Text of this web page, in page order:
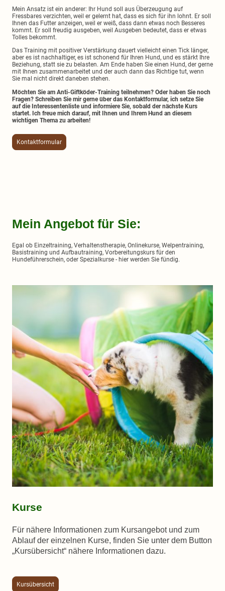
Mein Ansatz ist ein anderer: Ihr Hund soll aus Überzeugung auf
Fressbares verzichten, weil er gelernt hat, dass es sich für ihn lohnt. Er soll
Ihnen das Futter anzeigen, weil er weiß, dass dann etwas noch Besseres
kommt. Er soll freudig ausgeben, weil Ausgeben bedeutet, dass er etwas
Tolles bekommt.
Das Training mit positiver Verstärkung dauert vielleicht einen Tick länger,
aber es ist nachhaltiger, es ist schonend für Ihren Hund, und es stärkt Ihre
Beziehung, statt sie zu belasten. Am Ende haben Sie einen Hund, der gerne
mit Ihnen zusammenarbeitet und der auch dann das Richtige tut, wenn
Sie mal nicht direkt daneben stehen.
Möchten Sie am Anti-Giftköder-Training teilnehmen? Oder haben Sie noch
Fragen? Schreiben Sie mir gerne über das Kontaktformular, ich setze Sie
auf die Interessentenliste und informiere Sie, sobald der nächste Kurs
startet. Ich freue mich darauf, mit Ihnen und Ihrem Hund an diesem
wichtigen Thema zu arbeiten!
Kontaktformular
Mein Angebot für Sie:
Egal ob Einzeltraining, Verhaltenstherapie, Onlinekurse, Welpentraining,
Basistraining und Aufbautraining, Vorbereitungskurs für den
Hundeführerschein, oder Spezialkurse - hier werden Sie fündig.
Kurse
Für nähere Informationen zum Kursangebot und zum
Ablauf der einzelnen Kurse, finden Sie unter dem Button
„Kursübersicht“ nähere Informationen dazu.
Kursübersicht